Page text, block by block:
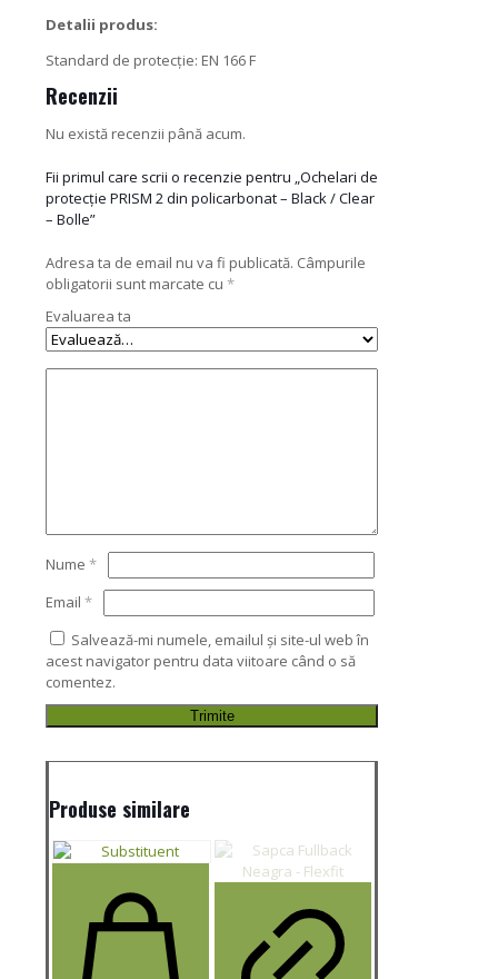
Detalii produs:
Standard de protecție: EN 166 F
Recenzii
Nu există recenzii până acum.
Fii primul care scrii o recenzie pentru „Ochelari de
protecție PRISM 2 din policarbonat – Black / Clear
– Bolle”
Adresa ta de email nu va fi publicată. Câmpurile
obligatorii sunt marcate cu *
Evaluarea ta
Nume *
Email *
Salvează-mi numele, emailul și site-ul web în
acest navigator pentru data viitoare când o să
comentez.
Produse similare